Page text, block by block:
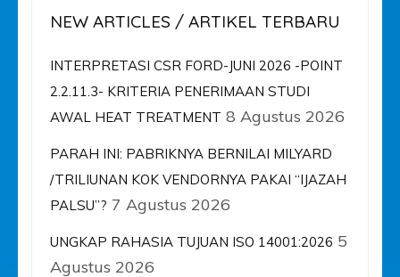
NEW ARTICLES / ARTIKEL TERBARU
INTERPRETASI CSR FORD-JUNI 2026 -POINT
2.2.11.3- KRITERIA PENERIMAAN STUDI
AWAL HEAT TREATMENT 8 Agustus 2026
PARAH INI: PABRIKNYA BERNILAI MILYARD
/TRILIUNAN KOK VENDORNYA PAKAI “IJAZAH
PALSU”? 7 Agustus 2026
UNGKAP RAHASIA TUJUAN ISO 14001:2026 5
Agustus 2026